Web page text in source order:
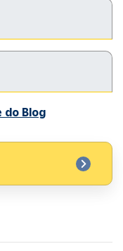
do Blog